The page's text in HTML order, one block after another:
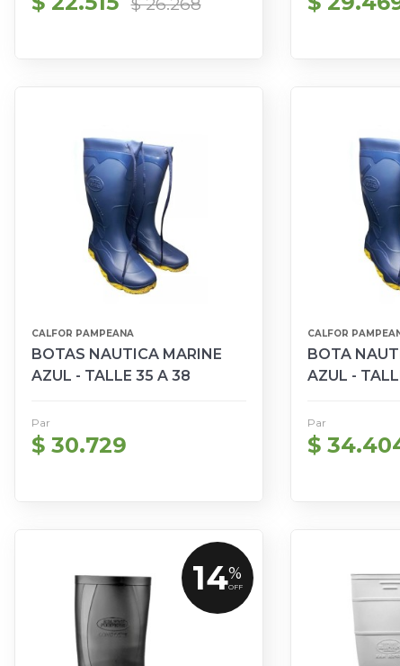
$ 26.268
CALFOR PAMPEANA
BOTAS NAUTICA MARINE
AZUL - TALLE 35 A 38
Par
$ 30.729
CALFOR
BOTA
AZUL -
Par
$
14%
OFF